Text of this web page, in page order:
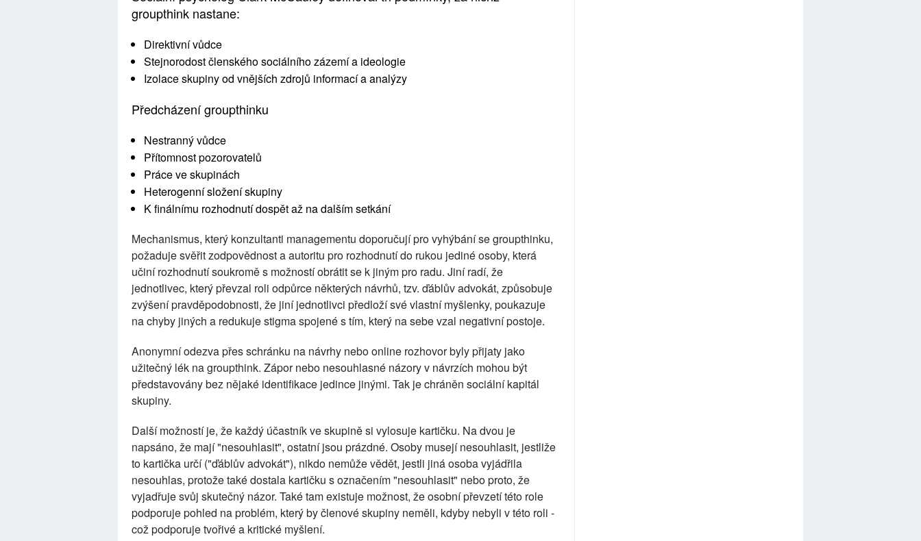
groupthink nastane:
Direktivní vůdce
Stejnorodost členského sociálního zázemí a ideologie
Izolace skupiny od vnějších zdrojů informací a analýzy
Předcházení groupthinku
Nestranný vůdce
Přítomnost pozorovatelů
Práce ve skupinách
Heterogenní složení skupiny
K finálnímu rozhodnutí dospět až na dalším setkání
Mechanismus, který konzultanti managementu doporučují pro vyhýbání se groupthinku,
požaduje svěřit zodpovědnost a autoritu pro rozhodnutí do rukou jediné osoby, která
učiní rozhodnutí soukromě s možností obrátit se k jiným pro radu. Jiní radí, že
jednotlivec, který převzal roli odpůrce některých návrhů, tzv. ďáblův advokát, způsobuje
zvýšení pravděpodobnosti, že jiní jednotlivci předloží své vlastní myšlenky, poukazuje
na chyby jiných a redukuje stigma spojené s tím, který na sebe vzal negativní postoje.
Anonymní odezva přes schránku na návrhy nebo online rozhovor byly přijaty jako
užitečný lék na groupthink. Zápor nebo nesouhlasné názory v návrzích mohou být
představovány bez nějaké identifikace jedince jinými. Tak je chráněn sociální kapitál
skupiny.
Další možností je, že každý účastník ve skupině si vylosuje kartičku. Na dvou je
napsáno, že mají "nesouhlasit", ostatní jsou prázdné. Osoby musejí nesouhlasit, jestliže
to kartička určí ("ďáblův advokát"), nikdo nemůže vědět, jestli jiná osoba vyjádřila
nesouhlas, protože také dostala kartičku s označením "nesouhlasit" nebo proto, že
vyjadřuje svůj skutečný názor. Také tam existuje možnost, že osobní převzetí této role
podporuje pohled na problém, který by členové skupiny neměli, kdyby nebyli v této roli -
což podporuje tvořivé a kritické myšlení.